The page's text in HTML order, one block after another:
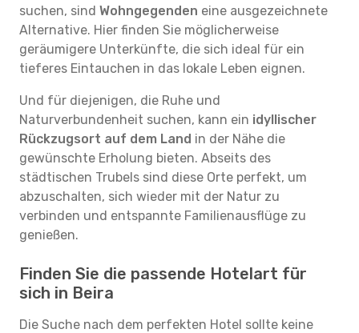
suchen, sind Wohngegenden eine ausgezeichnete
Alternative. Hier finden Sie möglicherweise
geräumigere Unterkünfte, die sich ideal für ein
tieferes Eintauchen in das lokale Leben eignen.
Und für diejenigen, die Ruhe und
Naturverbundenheit suchen, kann ein idyllischer
Rückzugsort auf dem Land in der Nähe die
gewünschte Erholung bieten. Abseits des
städtischen Trubels sind diese Orte perfekt, um
abzuschalten, sich wieder mit der Natur zu
verbinden und entspannte Familienausflüge zu
genießen.
Finden Sie die passende Hotelart für
sich in Beira
Die Suche nach dem perfekten Hotel sollte keine